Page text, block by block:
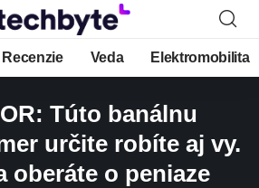
Recenzie Veda Elektromobilita
Túto banálnu
určite robíte aj vy.
oberáte o peniaze